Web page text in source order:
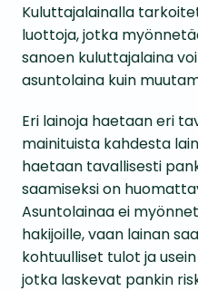
Kuluttajalainalla
luottoja, jotka
sanoen kuluttajalaina
asuntolaina kuin
Eri lainoja haetaan eri
mainituista kahdesta
haetaan tavallisesti
saamiseksi on
Asuntolainaa ei
hakijoille, vaan lainan
kohtuulliset tulot ja
jotka laskevat pankin